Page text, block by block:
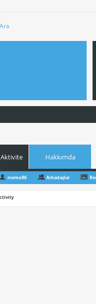
Hakkımda
memo86 Arkadaşlar